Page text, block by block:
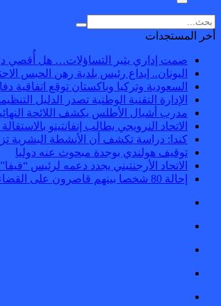
أخر المستجدات
صمت إداري يثير التساؤلات… هل أُقصي
اليونان.. إيداع رئيس بلدية رهن الحبس
السعودية وتركيا وباكستان توقع اتفاقية
الإدارة التقنية الوطنية تصدر الدليل
مدرب أشبال الأطلس يكشف اللائحة
الاتحاد النرويجي يطالب إنفانتينو
كندا: دراسة تكشف أن الأنشطة البشرية
توقيف هولندي بوجدة مبحوث عنه دوليا
الاتحاد الأرجنتيني يجدد دعمه لرئيس “فيفا”
إحالة 80 شخصا بينهم قاصرون على القضاء بالناظور عقب محاولة اقتحام سياج مليلية المحتلة